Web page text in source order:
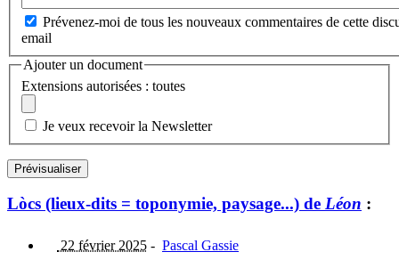
Prévenez-moi de tous les nouveaux commentaires de cette
email
Ajouter un document
Extensions autorisées : toutes
Je veux recevoir la Newsletter
Lòcs (lieux-dits = toponymie, paysage...) de Léon :
22 février 2025 - Pascal Gassie